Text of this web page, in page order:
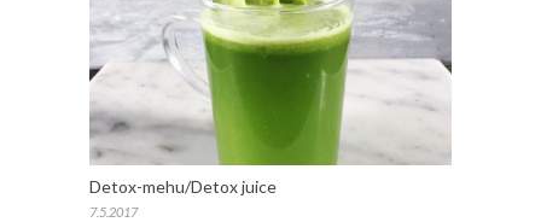
Detox-mehu/Detox juice
7.5.2017